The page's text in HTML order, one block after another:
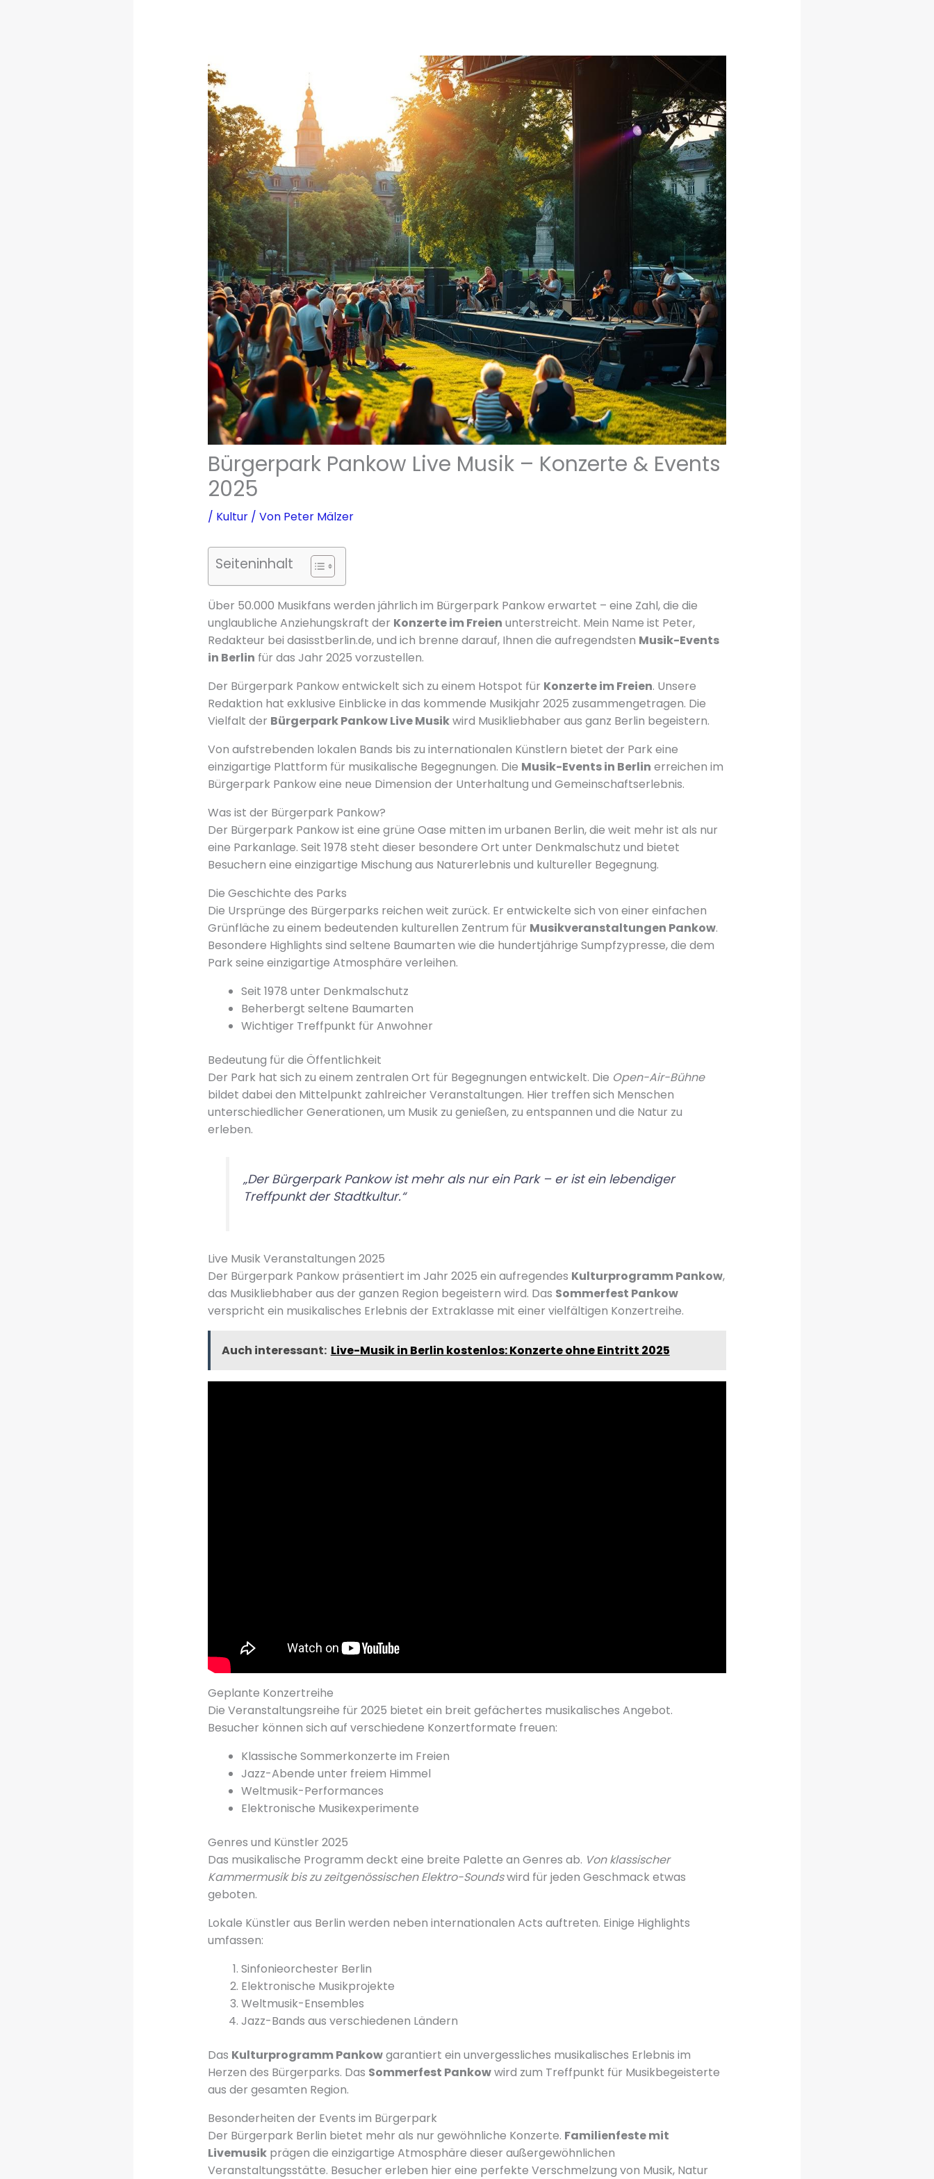
Bürgerpark Pankow Live Musik – Konzerte & Events
2025
/ Kultur/ Von Peter Mälzer
Seiteninhalt
Über 50.000 Musikfans werden jährlich im Bürgerpark Pankow erwartet – eine Zahl, die die
unglaubliche Anziehungskraft der Konzerte im Freien unterstreicht. Mein Name ist Peter,
Redakteur bei dasisstberlin.de, und ich brenne darauf, Ihnen die aufregendsten Musik-Events
in Berlin für das Jahr 2025 vorzustellen.
Der Bürgerpark Pankow entwickelt sich zu einem Hotspot für Konzerte im Freien. Unsere
Redaktion hat exklusive Einblicke in das kommende Musikjahr 2025 zusammengetragen. Die
Vielfalt der Bürgerpark Pankow Live Musikwird Musikliebhaber aus ganz Berlin begeistern.
Von aufstrebenden lokalen Bands bis zu internationalen Künstlern bietet der Park eine
einzigartige Plattform für musikalische Begegnungen. Die Musik-Events in Berlin erreichen im
Bürgerpark Pankow eine neue Dimension der Unterhaltung und Gemeinschaftserlebnis.
Was ist der Bürgerpark Pankow?
Der Bürgerpark Pankow ist eine grüne Oase mitten im urbanen Berlin, die weit mehr ist als nur
eine Parkanlage. Seit 1978 steht dieser besondere Ort unter Denkmalschutz und bietet
Besuchern eine einzigartige Mischung aus Naturerlebnis und kultureller Begegnung.
Die Geschichte des Parks
Die Ursprünge des Bürgerparks reichen weit zurück. Er entwickelte sich von einer einfachen
Grünfläche zu einem bedeutenden kulturellen Zentrum für Musikveranstaltungen Pankow.
Besondere Highlights sind seltene Baumarten wie die hundertjährige Sumpfzypresse, die dem
Park seine einzigartige Atmosphäre verleihen.
Seit 1978 unter Denkmalschutz
Beherbergt seltene Baumarten
Wichtiger Treffpunkt für Anwohner
Bedeutung für die Öffentlichkeit
Der Park hat sich zu einem zentralen Ort für Begegnungen entwickelt. Die Open-Air-Bühne
bildet dabei den Mittelpunkt zahlreicher Veranstaltungen. Hier treffen sich Menschen
unterschiedlicher Generationen, um Musik zu genießen, zu entspannen und die Natur zu
erleben.
„Der Bürgerpark Pankow ist mehr als nur ein Park – er ist ein lebendiger
Treffpunkt der Stadtkultur.“
Live Musik Veranstaltungen 2025
Der Bürgerpark Pankow präsentiert im Jahr 2025 ein aufregendes Kulturprogramm Pankow,
das Musikliebhaber aus der ganzen Region begeistern wird. Das Sommerfest Pankow
verspricht ein musikalisches Erlebnis der Extraklasse mit einer vielfältigen Konzertreihe.
Auch interessant: Live-Musik in Berlin kostenlos: Konzerte ohne Eintritt 2025
Geplante Konzertreihe
Die Veranstaltungsreihe für 2025 bietet ein breit gefächertes musikalisches Angebot.
Besucher können sich auf verschiedene Konzertformate freuen:
Klassische Sommerkonzerte im Freien
Jazz-Abende unter freiem Himmel
Weltmusik-Performances
Elektronische Musikexperimente
Genres und Künstler 2025
Das musikalische Programm deckt eine breite Palette an Genres ab. Von klassischer
Kammermusik bis zu zeitgenössischen Elektro-Soundswird für jeden Geschmack etwas
geboten.
Lokale Künstler aus Berlin werden neben internationalen Acts auftreten. Einige Highlights
umfassen:
Sinfonieorchester Berlin
Elektronische Musikprojekte
Weltmusik-Ensembles
Jazz-Bands aus verschiedenen Ländern
Das Kulturprogramm Pankowgarantiert ein unvergessliches musikalisches Erlebnis im
Herzen des Bürgerparks. Das Sommerfest Pankowwird zum Treffpunkt für Musikbegeisterte
aus der gesamten Region.
Besonderheiten der Events im Bürgerpark
Der Bürgerpark Berlin bietet mehr als nur gewöhnliche Konzerte. Familienfeste mit
Livemusikprägen die einzigartige Atmosphäre dieser außergewöhnlichen
Veranstaltungsstätte. Besucher erleben hier eine perfekte Verschmelzung von Musik, Natur